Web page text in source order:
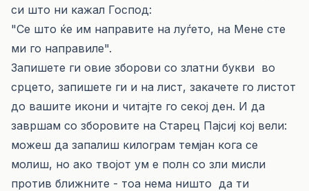
си што ни кажал Господ:
"Се што ќе им направите на луѓето, на Мене сте
ми го направиле".
Запишете ги овие зборови со златни букви во
срцето, запишете ги и на лист, закачете го листот
до вашите икони и читајте го секој ден. И да
завршам со зборовите на Старец Пајсиј кој вели:
можеш да запалиш килограм темјан кога се
молиш, но ако твојот ум е полн со зли мисли
против ближните - тоа нема ништо да ти